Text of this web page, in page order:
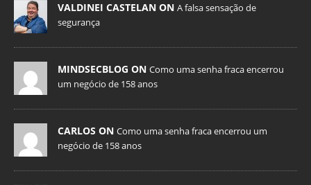
VALDINEI CASTELAN ON A falsa sensação de
segurança
MINDSECBLOG ON Como uma senha fraca encerrou
um negócio de 158 anos
CARLOS ON Como uma senha fraca encerrou um
negócio de 158 anos